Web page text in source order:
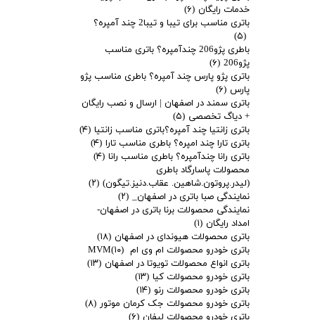
خدمات رایگان (۶)
باتری مناسب برای تیبا و تیبا2 چند آمپره؟
(۵)
باطری پژو206 چندآمپره؟ باتری مناسب
پژو206
(۶)
باتری پژو پارس چند آمپره؟ باطری مناسب پژو
پارس (۶)
باتری سمند در اصفهان | ارسال و نصب رایگان
+ دیاگ تخصصی (۵)
باتری زانتیا چند آمپره؟باتری مناسب زانتیا (۴)
باتری تارا چند امپره؟ باطری مناسب تارا (۴)
باتری رانا چندآمپره؟ باطری مناسب رانا (۴)
محصولات پاسارگاد باطری
(لیدر.پروتون.شاهین. عقاب.دنیز.تیگون) (۲)
نمایندگی صبا باتری در اصفهان_ (۲)
نمایندگی محصولات برنا باتری در اصفهان-
امداد رایگان (۱)
باتری محصولات هیوندای در اصفهان (۱۸)
باتری خودرو محصولات ام وی ام MVM (۱۰)
باتری انواع محصولات تویوتا در اصفهان (۱۳)
باتری خودرو محصولات کیا (۱۳)
باتری خودرو محصولات رنو (۱۴)
باتری خودرو محصولات جک کرمان موتور (۸)
باتری خودرو محصولات لیفان (۶)